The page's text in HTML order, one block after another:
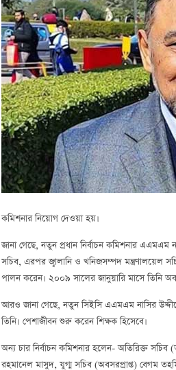
কমিশনার নিয়োগ দেওয়া হয়।
জানা গেছে, নতুন প্রধান নির্বাচন কমিশনার এএমএম
সচিব, এরপর জ্বালানি ও খনিজসম্পদ মন্ত্রণালয়েল
পালন করেন। ২০০৯ সালের জানুয়ারি মাসে তিনি
আরও জানা গেছে, নতুন সিইসি এএমএম নাসির
তিনি। পেশাজীবন শুরু করেন শিক্ষক হিসেবে।
অন্য চার নির্বাচন কমিশনার হলেন- অতিরিক্ত
রহমানেল মাসুদ, যুগ্ম সচিব (অবসরপ্রাপ্ত) বেগম